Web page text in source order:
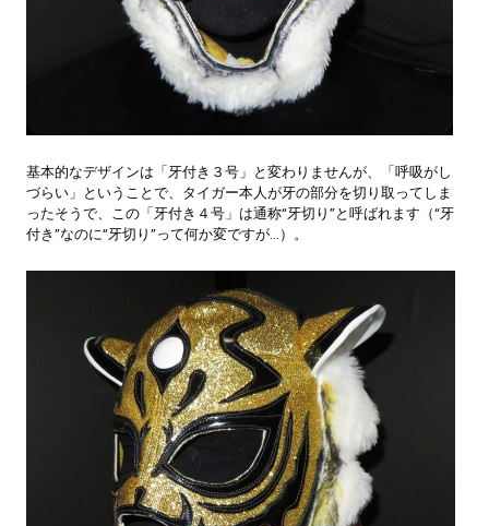
基本的なデザインは「牙付き３号」と変わりませんが、「呼吸がし
づらい」ということで、タイガー本人が牙の部分を切り取ってしま
ったそうで、この「牙付き４号」は通称“牙切り”と呼ばれます（“牙
付き”なのに“牙切り”って何か変ですが…）。